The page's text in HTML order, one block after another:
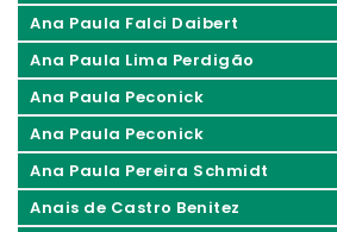
Ana Paula Falci Daibert
Ana Paula Lima Perdigão
Ana Paula Peconick
Ana Paula Peconick
Ana Paula Pereira Schmidt
Anais de Castro Benitez